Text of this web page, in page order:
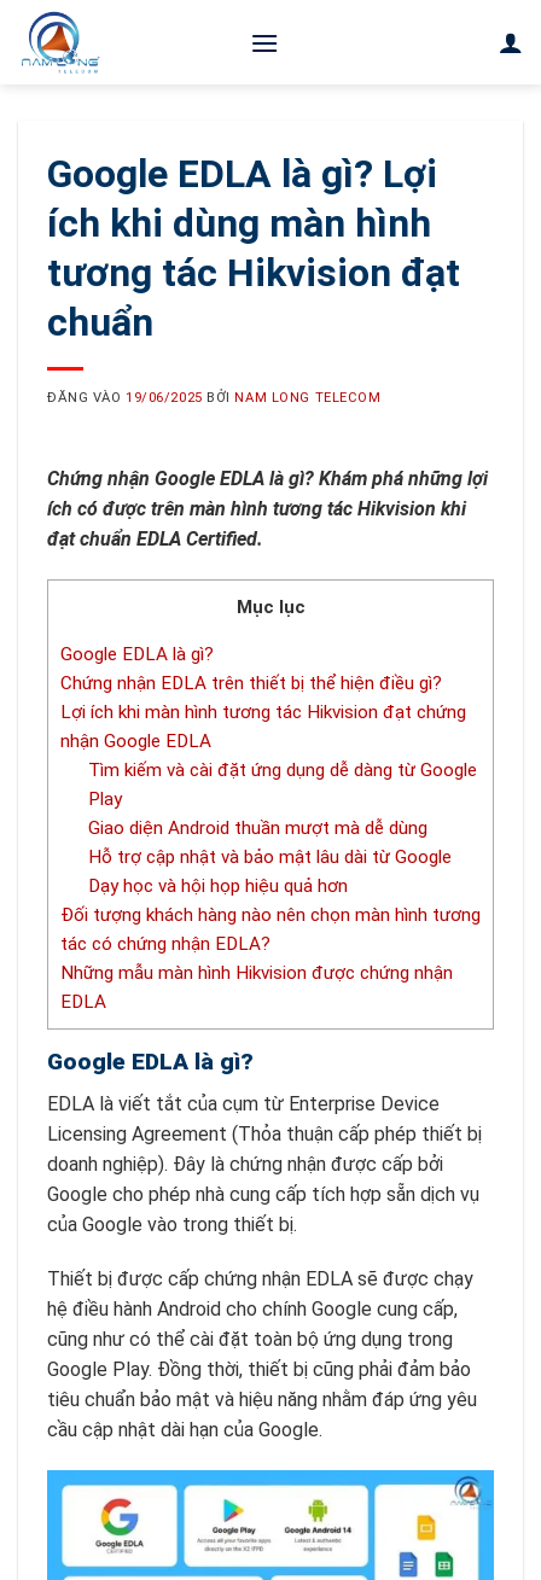
nội
Google EDLA là gì? Lợi
ích khi dùng màn hình
tương tác Hikvision đạt
chuẩn
ĐĂNG VÀO19/06/2025 BỞINAM LONG TELECOM
Chứng nhận Google EDLA là gì? Khám phá những lợi
ích có được trên màn hình tương tác Hikvision khi
đạt chuẩn EDLA Certified.
Mục lục
Google EDLA là gì?
Chứng nhận EDLA trên thiết bị thể hiện điều gì?
Lợi ích khi màn hình tương tác Hikvision đạt chứng
nhận Google EDLA
Tìm kiếm và cài đặt ứng dụng dễ dàng từ Google
Play
Giao diện Android thuần mượt mà dễ dùng
Hỗ trợ cập nhật và bảo mật lâu dài từ Google
Dạy học và hội họp hiệu quả hơn
Đối tượng khách hàng nào nên chọn màn hình tương
tác có chứng nhận EDLA?
Những mẫu màn hình Hikvision được chứng nhận
EDLA
Google EDLA là gì?
EDLA là viết tắt của cụm từ Enterprise Device
Licensing Agreement (Thỏa thuận cấp phép thiết bị
doanh nghiệp). Đây là chứng nhận được cấp bởi
Google cho phép nhà cung cấp tích hợp sẵn dịch vụ
của Google vào trong thiết bị.
Thiết bị được cấp chứng nhận EDLA sẽ được chạy
hệ điều hành Android cho chính Google cung cấp,
cũng như có thể cài đặt toàn bộ ứng dụng trong
Google Play. Đồng thời, thiết bị cũng phải đảm bảo
tiêu chuẩn bảo mật và hiệu năng nhằm đáp ứng yêu
cầu cập nhật dài hạn của Google.